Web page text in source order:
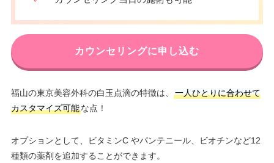
カウンセリングに申し込む
福山の東京美容外科の白玉点滴の特徴は、
一人ひとりに合わせて
カスタマイズ可能な点！
オプションとして、ビタミンC やパンテニール、ビオチンなど12
種類の薬剤を追加することができます。